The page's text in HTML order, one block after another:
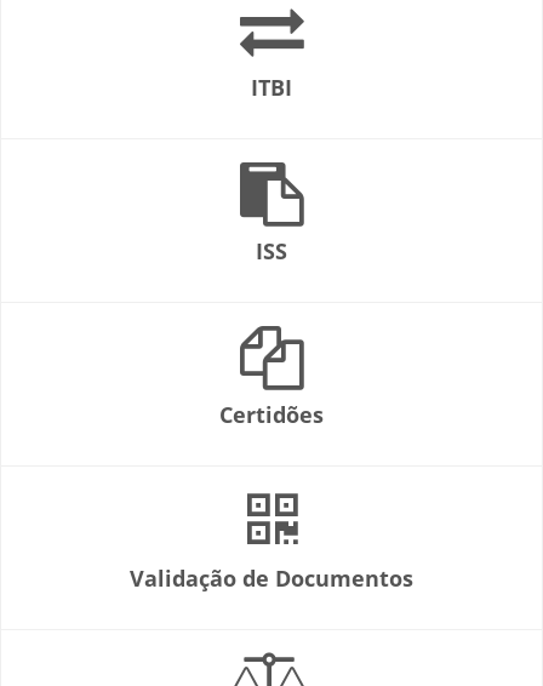
ITBI
ISS
Certidões
Validação de Documentos